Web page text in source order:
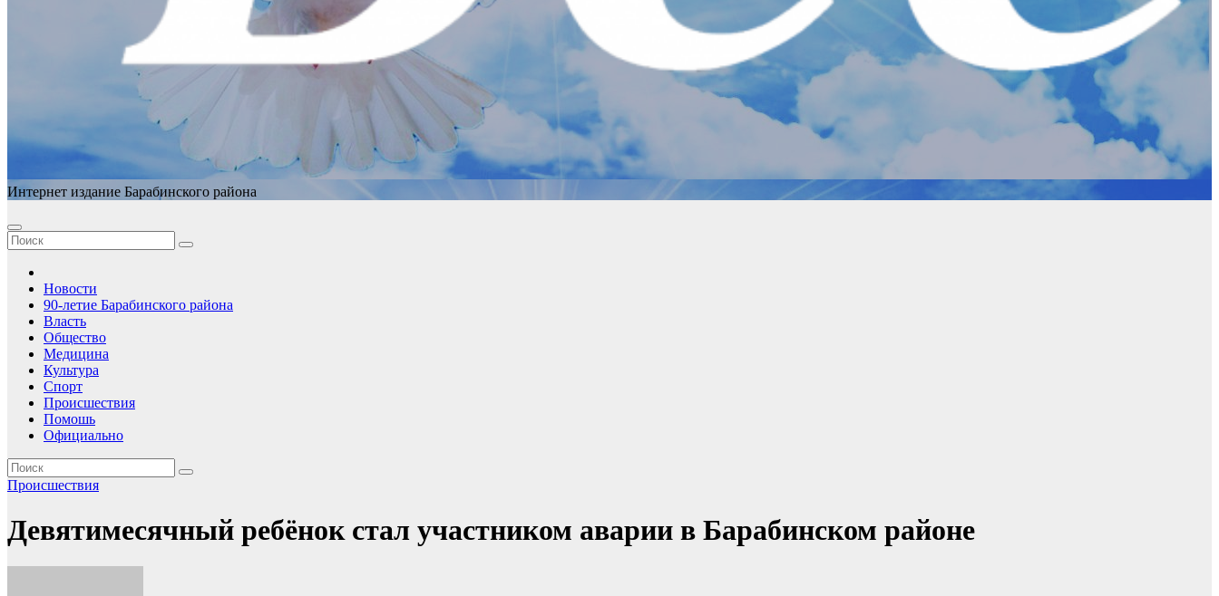
Интернет издание Барабинского района
Новости
90-летие Барабинского района
Власть
Общество
Медицина
Культура
Спорт
Происшествия
Помошь
Официально
Происшествия
Девятимесячный ребёнок стал участником аварии в Барабинском районе